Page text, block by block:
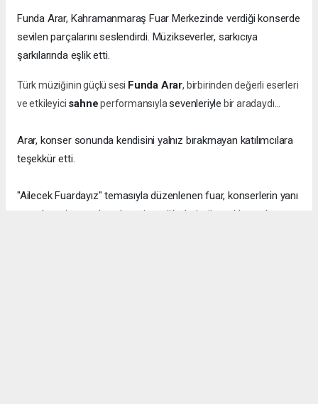
Funda Arar, Kahramanmaraş Fuar Merkezinde verdiği konserde
sevilen parçalarını seslendirdi. Müzikseverler, sarkıcıya
şarkılarında eşlik etti.
Türk müziğinin güçlü sesi Funda Arar, birbirinden değerli eserleri
ve etkileyici sahneperformansıylasevenleriyle bir aradaydı...
Arar, konser sonunda kendisini yalnız bırakmayan katılımcılara
teşekkür etti.
"Ailecek Fuardayız" temasıyla düzenlenen fuar, konserlerin yanı
sıra alışveriş stantları, deneyim atölyeleri, yöresel lezzetler ve